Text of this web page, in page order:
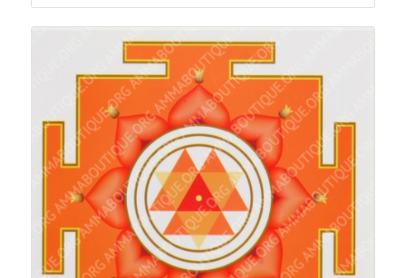
prix :
6,00€
à
12,00€